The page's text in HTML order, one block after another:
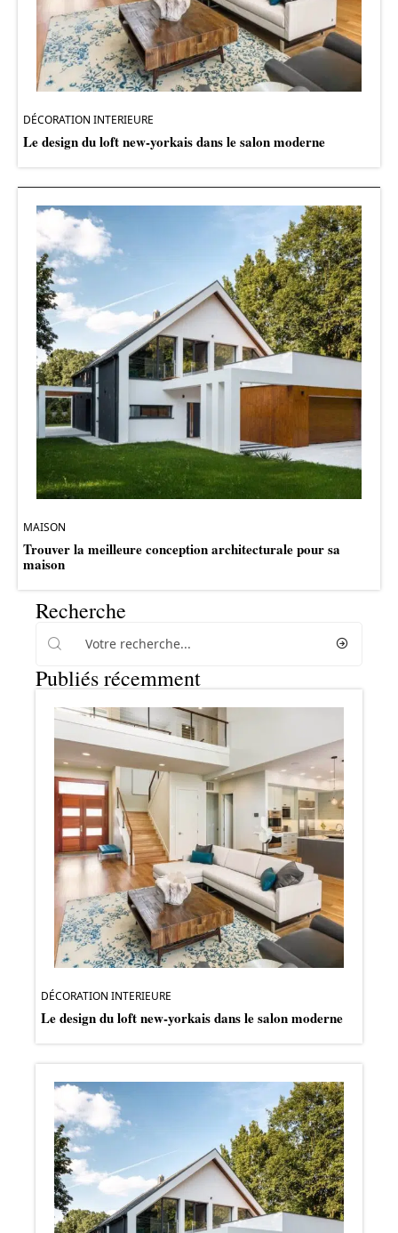
DÉCORATION INTERIEURE
Le design du loft new-yorkais dans le salon moderne
MAISON
Trouver la meilleure conception architecturale pour sa
maison
Recherche
Publiés récemment
DÉCORATION INTERIEURE
Le design du loft new-yorkais dans le salon moderne